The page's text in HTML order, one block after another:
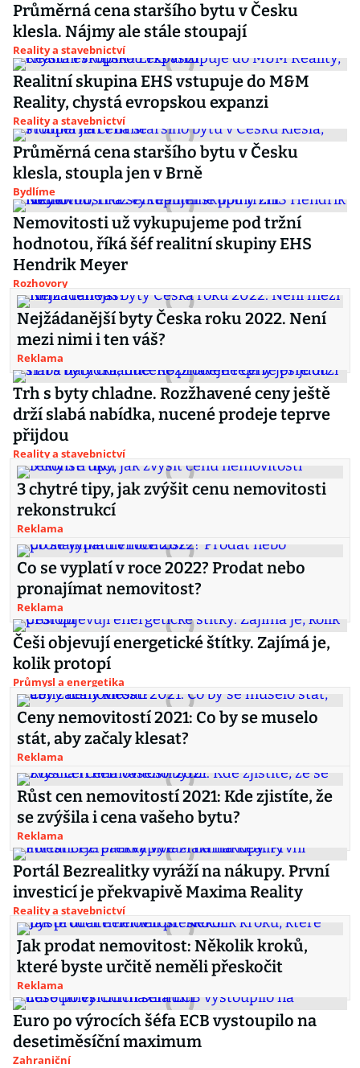
Průměrná cena staršího bytu v Česku
klesla. Nájmy ale stále stoupají
Reality a stavebnictví
Realitní skupina EHS vstupuje do M&M
Reality, chystá evropskou expanzi
Reality a stavebnictví
Průměrná cena staršího bytu v Česku
klesla, stoupla jen v Brně
Bydlíme
Nemovitosti už vykupujeme pod tržní
hodnotou, říká šéf realitní skupiny EHS
Hendrik Meyer
Rozhovory
Nejžádanější byty Česka roku 2022. Není
mezi nimi i ten váš?
Reklama
Trh s byty chladne. Rozžhavené ceny ještě
drží slabá nabídka, nucené prodeje teprve
přijdou
Reality a stavebnictví
3 chytré tipy, jak zvýšit cenu nemovitosti
rekonstrukcí
Reklama
Co se vyplatí v roce 2022? Prodat nebo
pronajímat nemovitost?
Reklama
Češi objevují energetické štítky. Zajímá je,
kolik protopí
Průmysl a energetika
Ceny nemovitostí 2021: Co by se muselo
stát, aby začaly klesat?
Reklama
Růst cen nemovitostí 2021: Kde zjistíte, že
se zvýšila i cena vašeho bytu?
Reklama
Portál Bezrealitky vyráží na nákupy. První
investicí je překvapivě Maxima Reality
Reality a stavebnictví
Jak prodat nemovitost: Několik kroků,
které byste určitě neměli přeskočit
Reklama
Euro po výrocích šéfa ECB vystoupilo na
desetiměsíční maximum
Zahraniční